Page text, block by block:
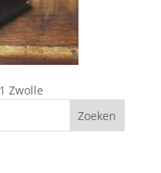
Zwolle